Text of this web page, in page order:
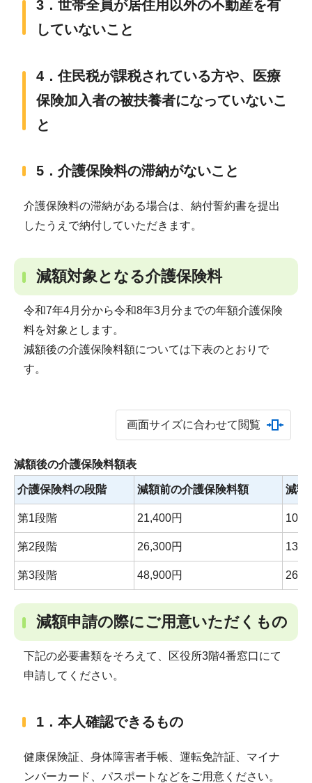
3．世帯全員が居住用以外の不動産を有
していないこと
4．住民税が課税されている方や、医療
保険加入者の被扶養者になっていないこ
と
5．介護保険料の滞納がないこと
介護保険料の滞納がある場合は、納付誓約書を提出
したうえで納付していただきます。
減額対象となる介護保険料
令和7年4月分から令和8年3月分までの年額介護保険
料を対象とします。
減額後の介護保険料額については下表のとおりで
す。
画面サイズに合わせて閲覧
減額後の介護保険料額表
介護保険料の段階 減額前の介護保険料額 減額
第1段階 21,400円
第2段階 26,300円
第3段階 48,900円
減額申請の際にご用意いただくもの
下記の必要書類をそろえて、区役所3階4番窓口にて
申請してください。
1．本人確認できるもの
健康保険証、身体障害者手帳、運転免許証、マイナ
ンバーカード、パスポートなどをご用意ください。